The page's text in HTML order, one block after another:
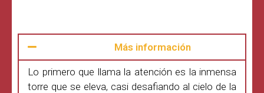
Más información
Lo primero que llama la atención es la inmensa
torre que se eleva, casi desafiando al cielo de la